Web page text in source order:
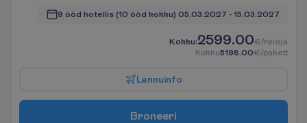
9 ööd hotellis (10 ööd kokku) 05.03.2027 - 15.03.2027
Kokku:2599.00€/reisija
Kokku5198.00€/pakett
Lennuinfo
Broneeri